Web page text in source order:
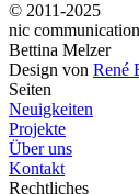
© 2011-2025
nic
Bettina Melzer
Design von René
Seiten
Neuigkeiten
Projekte
Über uns
Kontakt
Rechtliches